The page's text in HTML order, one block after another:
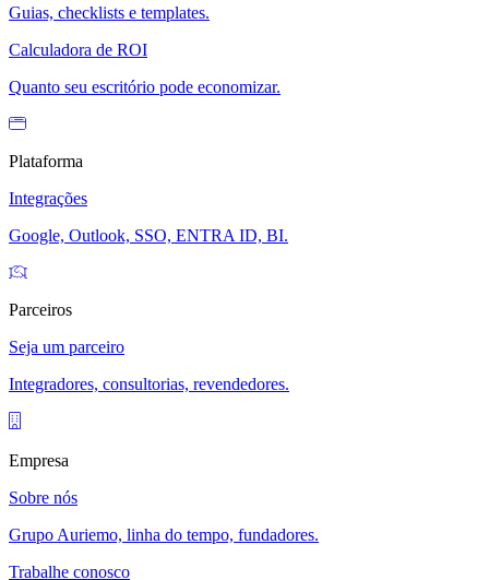
Guias, checklists e templates.
Calculadora de ROI
Quanto seu escritório pode economizar.
Plataforma
Integrações
Google, Outlook, SSO, ENTRA ID, BI.
Parceiros
Seja um parceiro
Integradores, consultorias, revendedores.
Empresa
Sobre nós
Grupo Auriemo, linha do tempo, fundadores.
Trabalhe conosco